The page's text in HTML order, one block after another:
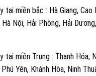
miền bắc : Hà Giang, Cao
Hà Nội, Hải Phòng, Hải
miền Trung : Thanh Hóa,
Yên, Khánh Hòa, Ninh